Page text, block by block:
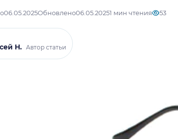
06.05.2025Обновлено06.05.20251 мин чтения 53
Н. Автор статьи